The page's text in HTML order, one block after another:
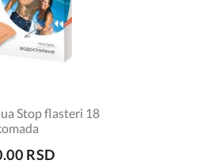
Stop flasteri 18
RSD